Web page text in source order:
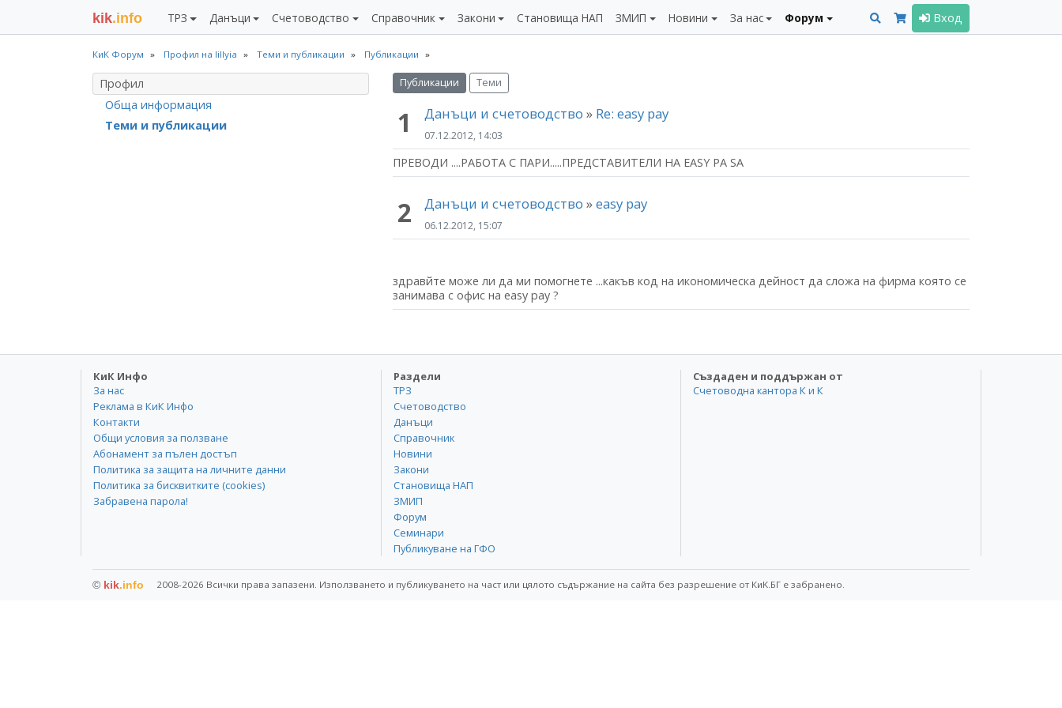
kik.info ТРЗ Данъци Счетоводство Справочник Закони Становища НАП ЗМИП Новини За нас Форум Вход
КиК Форум Профил на lillyia Теми и публикации Публикации
Профил
Обща информация
Теми и публикации
Публикации Теми
1 Данъци и счетоводство » Re: easy pay
07.12.2012, 14:03
ПРЕВОДИ ....РАБОТА С ПАРИ.....ПРЕДСТАВИТЕЛИ НА EASY PA SA
2 Данъци и счетоводство »easy pay
06.12.2012, 15:07
здравйте може ли да ми помогнете ...какъв код на икономическа дейност да сложа на фирма която се
занимава с офис на easy pay ?
КиК Инфо
За нас
Реклама в КиК Инфо
Контакти
Общи условия за ползване
Абонамент за пълен достъп
Политика за защита на личните данни
Политика за бисквитките (cookies)
Забравена парола!
Раздели
ТРЗ
Счетоводство
Данъци
Справочник
Новини
Закони
Становища НАП
ЗМИП
Форум
Семинари
Публикуване на ГФО
Създаден и поддържан от
Счетоводна кантора К и К
© kik.info 2008-2026 Всички права запазени. Използването и публикуването на част или цялото съдържание на сайта без разрешение от КиK.БГ е забранено.